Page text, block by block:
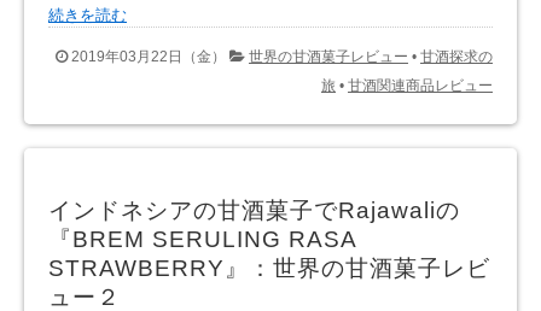
続きを読む
2019年03月22日（金） 世界の甘酒菓子レビュー • 甘酒探求の
旅 • 甘酒関連商品レビュー
インドネシアの甘酒菓子でRajawaliの
『BREM SERULING RASA
STRAWBERRY』：世界の甘酒菓子レビ
ュー２